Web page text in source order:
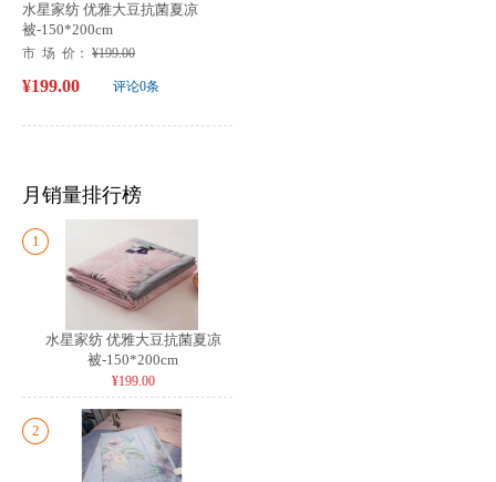
水星家纺 优雅大豆抗菌夏凉
被-150*200cm
市 场 价： ¥199.00
评论0条
¥199.00
月销量排行榜
1
水星家纺 优雅大豆抗菌夏凉
被-150*200cm
¥199.00
2